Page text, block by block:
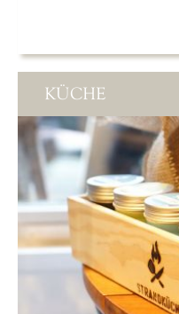
KÜCHE